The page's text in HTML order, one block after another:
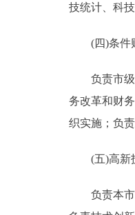
技统计、科
(四)条件
负责市级科
务改革和财
织实施；负
(五)高新
负责本市高